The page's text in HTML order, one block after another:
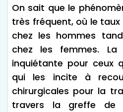
On sait que le
très fréquent, où le
chez les hommes
chez les femmes.
inquiétante pour ceux
qui les incite à
chirurgicales pour la
travers la greffe de